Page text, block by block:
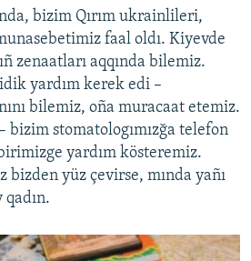
bizim Qırım ukrainlileri,
faal oldı. Kiyevde
zenaatları aqqında bilemiz.
yardım kerek edi –
bilemiz, oña muracaat etemiz.
bizim stomatologımızğa telefon
yardım kösteremiz.
bizden yüz çevirse, mında yañı
qadın.